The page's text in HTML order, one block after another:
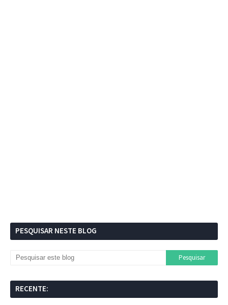
PESQUISAR NESTE BLOG
RECENTE: